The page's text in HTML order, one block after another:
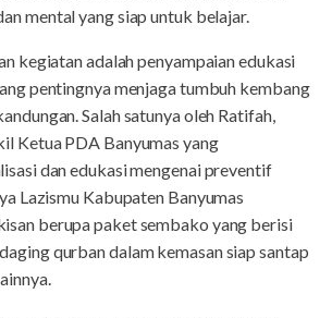
mental yang siap untuk belajar.
kegiatan adalah penyampaian edukasi
pentingnya menjaga tumbuh kembang
Salah satunya oleh Ratifah,
Ketua PDA Banyumas yang
dan edukasi mengenai preventif
Lazismu Kabupaten Banyumas
berupa paket sembako yang berisi
qurban dalam kemasan siap santap